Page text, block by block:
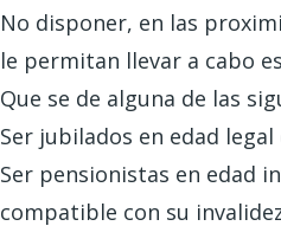
No disponer, en las
le permitan llevar a cabo
Que se de alguna de las
Ser jubilados en edad
Ser pensionistas en edad
compatible con su